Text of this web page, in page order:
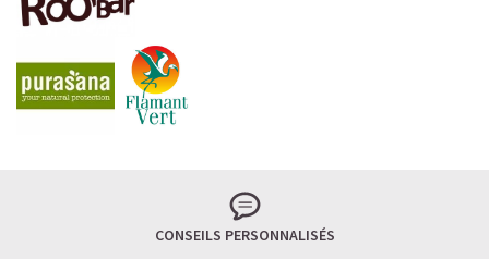
LA FRAÎCHEUR VERTE QUI APAISE L’ESPRIT
Le matcha, ce thé japonais se marie à la douceur du lait
tout en stimulant la concentration.
Un goût légèrement herbacé, addictif et plein de
CONSEILS PERSONNALISÉS